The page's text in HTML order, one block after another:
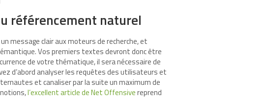
référencement naturel
message clair aux moteurs de recherche, et
Vos premiers textes devront donc être
de votre thématique, il sera nécessaire de
d’abord analyser les requêtes des utilisateurs et
et canaliser par la suite un maximum de
l’excellent article de Net Offensivereprend